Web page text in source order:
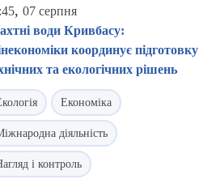
, 07 серпня
води Кривбасу:
координує підготовку
та екологічних рішень
Економіка
діяльність
і контроль